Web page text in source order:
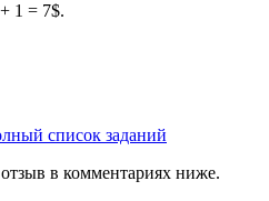
1 = 7$.
список заданий
отзыв в комментариях ниже.